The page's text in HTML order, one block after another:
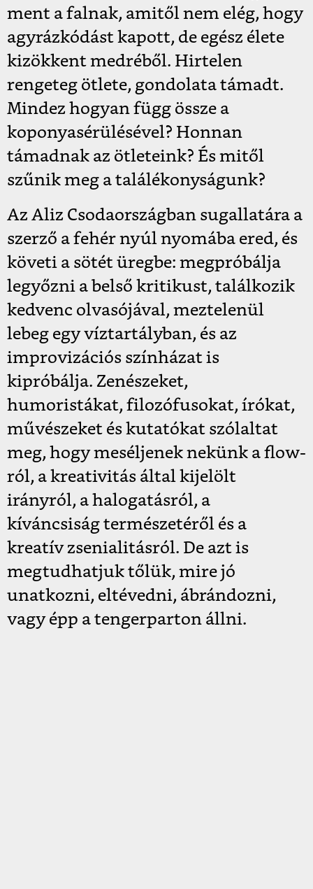
ment a falnak, amitől nem elég, hogy
agyrázkódást kapott, de egész élete
kizökkent medréből. Hirtelen
rengeteg ötlete, gondolata támadt.
Mindez hogyan függ össze a
koponyasérülésével? Honnan
támadnak az ötleteink? És mitől
szűnik meg a találékonyságunk?
Az Aliz Csodaországban sugallatára a
szerző a fehér nyúl nyomába ered, és
követi a sötét üregbe: megpróbálja
legyőzni a belső kritikust, találkozik
kedvenc olvasójával, meztelenül
lebeg egy víztartályban, és az
improvizációs színházat is
kipróbálja. Zenészeket,
humoristákat, filozófusokat, írókat,
művészeket és kutatókat szólaltat
meg, hogy meséljenek nekünk a flow-
ról, a kreativitás által kijelölt
irányról, a halogatásról, a
kíváncsiság természetéről és a
kreatív zsenialitásról. De azt is
megtudhatjuk tőlük, mire jó
unatkozni, eltévedni, ábrándozni,
vagy épp a tengerparton állni.